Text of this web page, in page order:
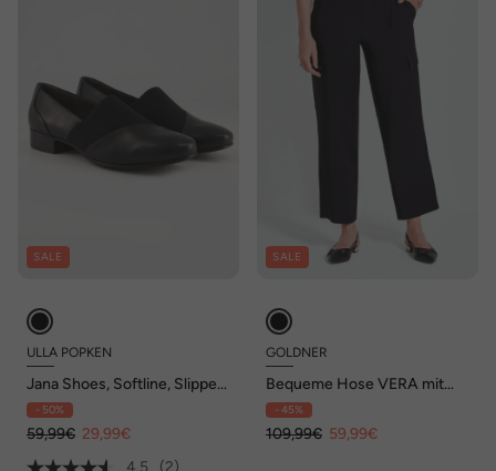
SALE
ULLA POPKEN
Jana Shoes, Softline, Slipper,
Lederoptik, vegan
- 50%
59,99€ 29,99€
4.5
(2)
SALE
GOLDNER
Bequeme Hose VERA mit
sportlichem Look
- 45%
109,99€ 59,99€